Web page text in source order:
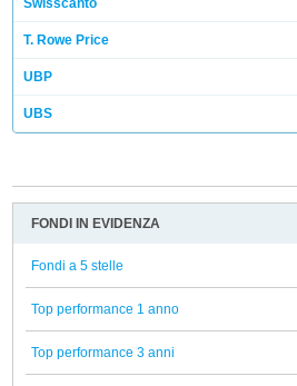
T. Rowe Price
UBP
UBS
FONDI IN EVIDENZA
Fondi a 5 stelle
Top performance 1 anno
Top performance 3 anni